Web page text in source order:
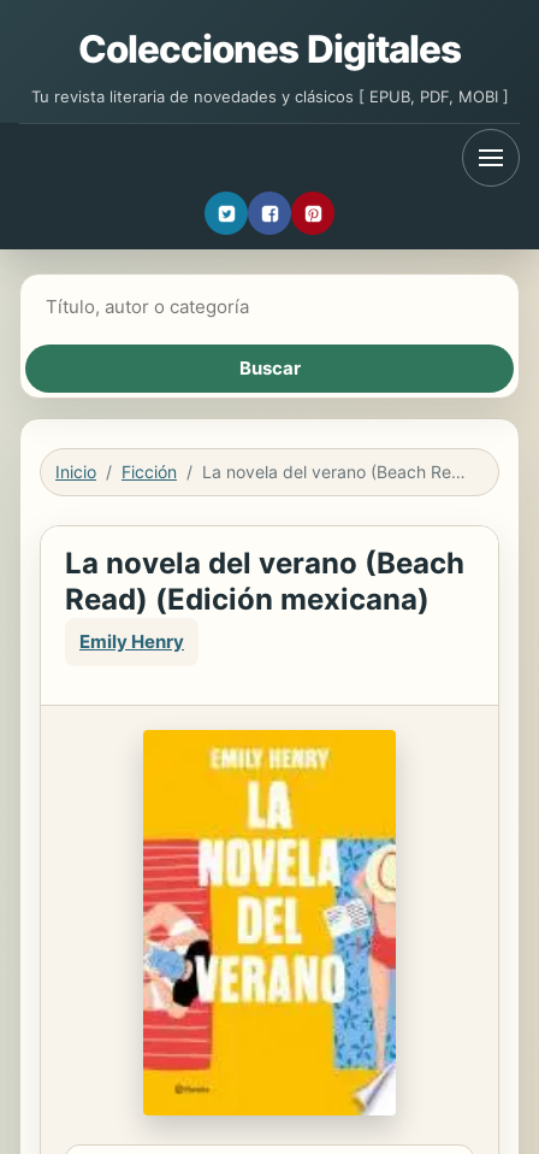
Colecciones Digitales
Tu revista literaria de novedades y clásicos [ EPUB, PDF, MOBI ]
Inicio Ficción La novela del verano (Beach Read) (Edición mexicana)
La novela del verano (Beach
Read) (Edición mexicana)
Emily Henry